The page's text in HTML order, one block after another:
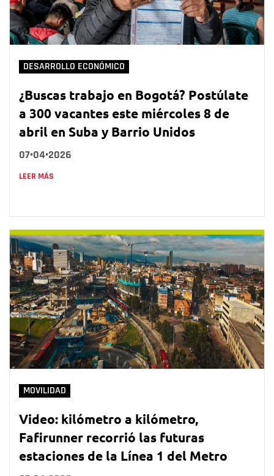
DESARROLLO ECONÓMICO
¿Buscas trabajo en Bogotá? Postúlate
a 300 vacantes este miércoles 8 de
abril en Suba y Barrio Unidos
07•04•2026
LEER MÁS
MOVILIDAD
Video: kilómetro a kilómetro,
Fafirunner recorrió las futuras
estaciones de la Línea 1 del Metro